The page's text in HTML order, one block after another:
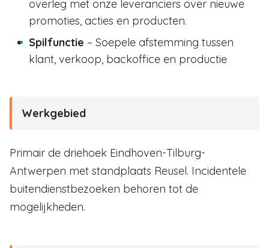
overleg met onze leveranciers over nieuwe
promoties, acties en producten.
Spilfunctie – Soepele afstemming tussen
klant, verkoop, backoffice en productie
Werkgebied
Primair de driehoek Eindhoven-Tilburg-
Antwerpen met standplaats Reusel. Incidentele
buitendienstbezoeken behoren tot de
mogelijkheden.